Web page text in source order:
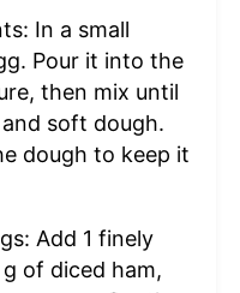
In a small
Pour it into the
then mix until
soft dough.
dough to keep it
Add 1 finely
of diced ham,